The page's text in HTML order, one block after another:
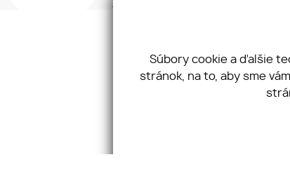
Súbory cookie a ďalšie
stránok, na to, aby sme